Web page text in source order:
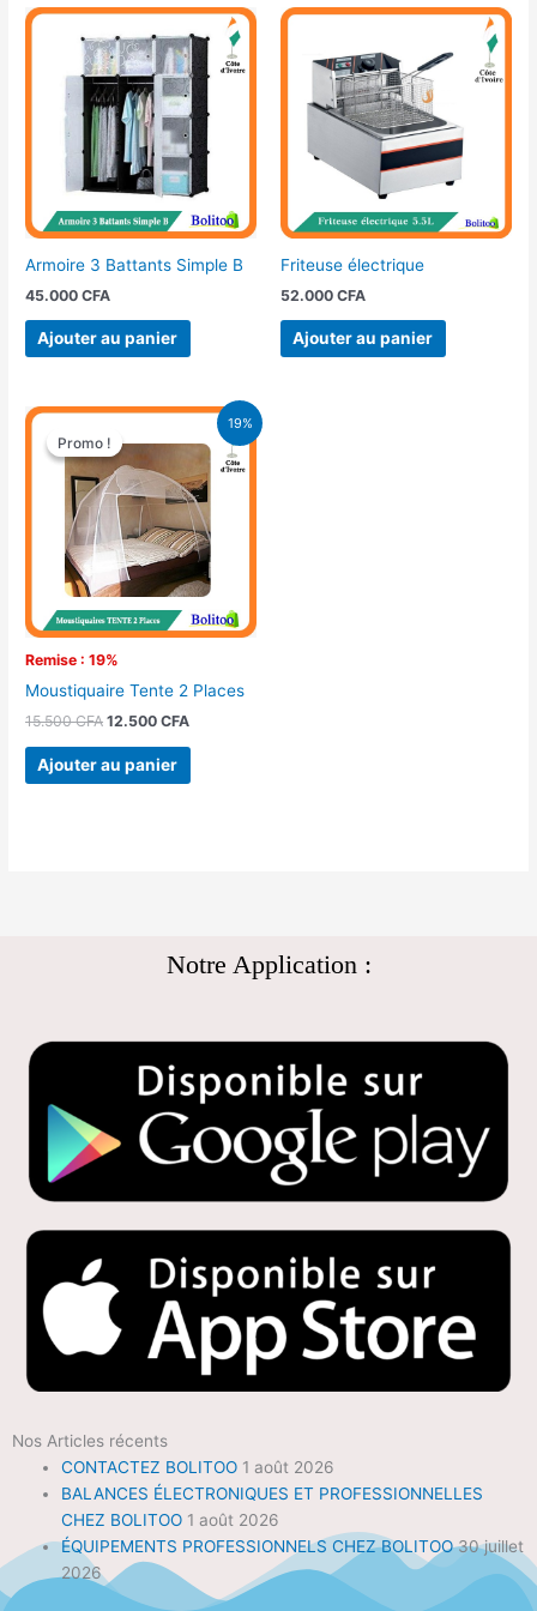
Armoire 3 Battants Simple B
45.000CFA
Ajouter au panier
Friteuse électrique
52.000 CFA
Ajouter au panier
19%
Promo !
Remise : 19%
Promo !
Moustiquaire Tente 2 Places
15.500CFA
Le
prix
initial
était :
15.500 CFA.
12.500CFA
Le
actuel
est :
12.500 CFA.
Ajouter au panier
Notre Application :
Nos Articles récents
CONTACTEZ BOLITOO 1 août 2026
BALANCES ÉLECTRONIQUES ET PROFESSIONNELLES
CHEZ BOLITOO 1 août 2026
ÉQUIPEMENTS PROFESSIONNELS CHEZ BOLITOO 30 juillet
2026